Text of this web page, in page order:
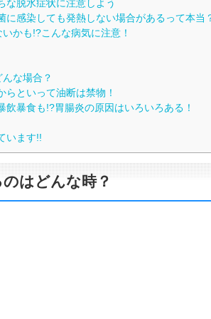
な脱水症状に注意しよう
に感染しても発熱しない場合があるって本当
かも!?こんな病気に注意！
な場合？
らといって油断は禁物！
飲暴食も!?胃腸炎の原因はいろいろある！
います!!
はどんな時？